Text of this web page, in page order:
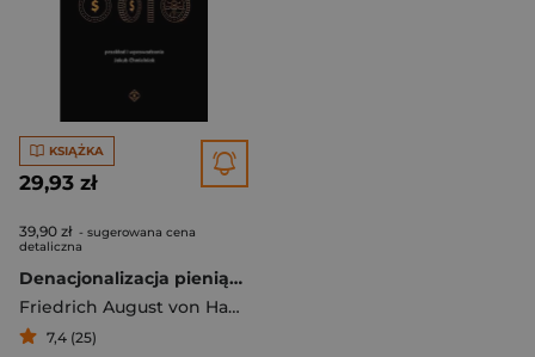
KSIĄŻKA
29,93 zł
39,90 zł - sugerowana cena
detaliczna
Denacjonalizacja pieniądza
Friedrich August von Hayek
7,4 (25)